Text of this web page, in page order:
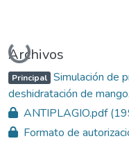
Cargando...
Archivos
Principal Simulación de
deshidratación de
ANTIPLAGIO.pdf
Formato de